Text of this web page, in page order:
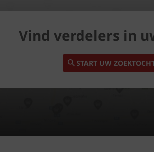
Vind verdelers in
START UW